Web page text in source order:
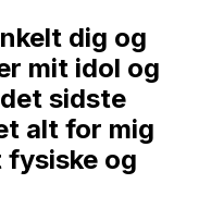
dig og
mit idol og
sidste
alt for mig
fysiske og